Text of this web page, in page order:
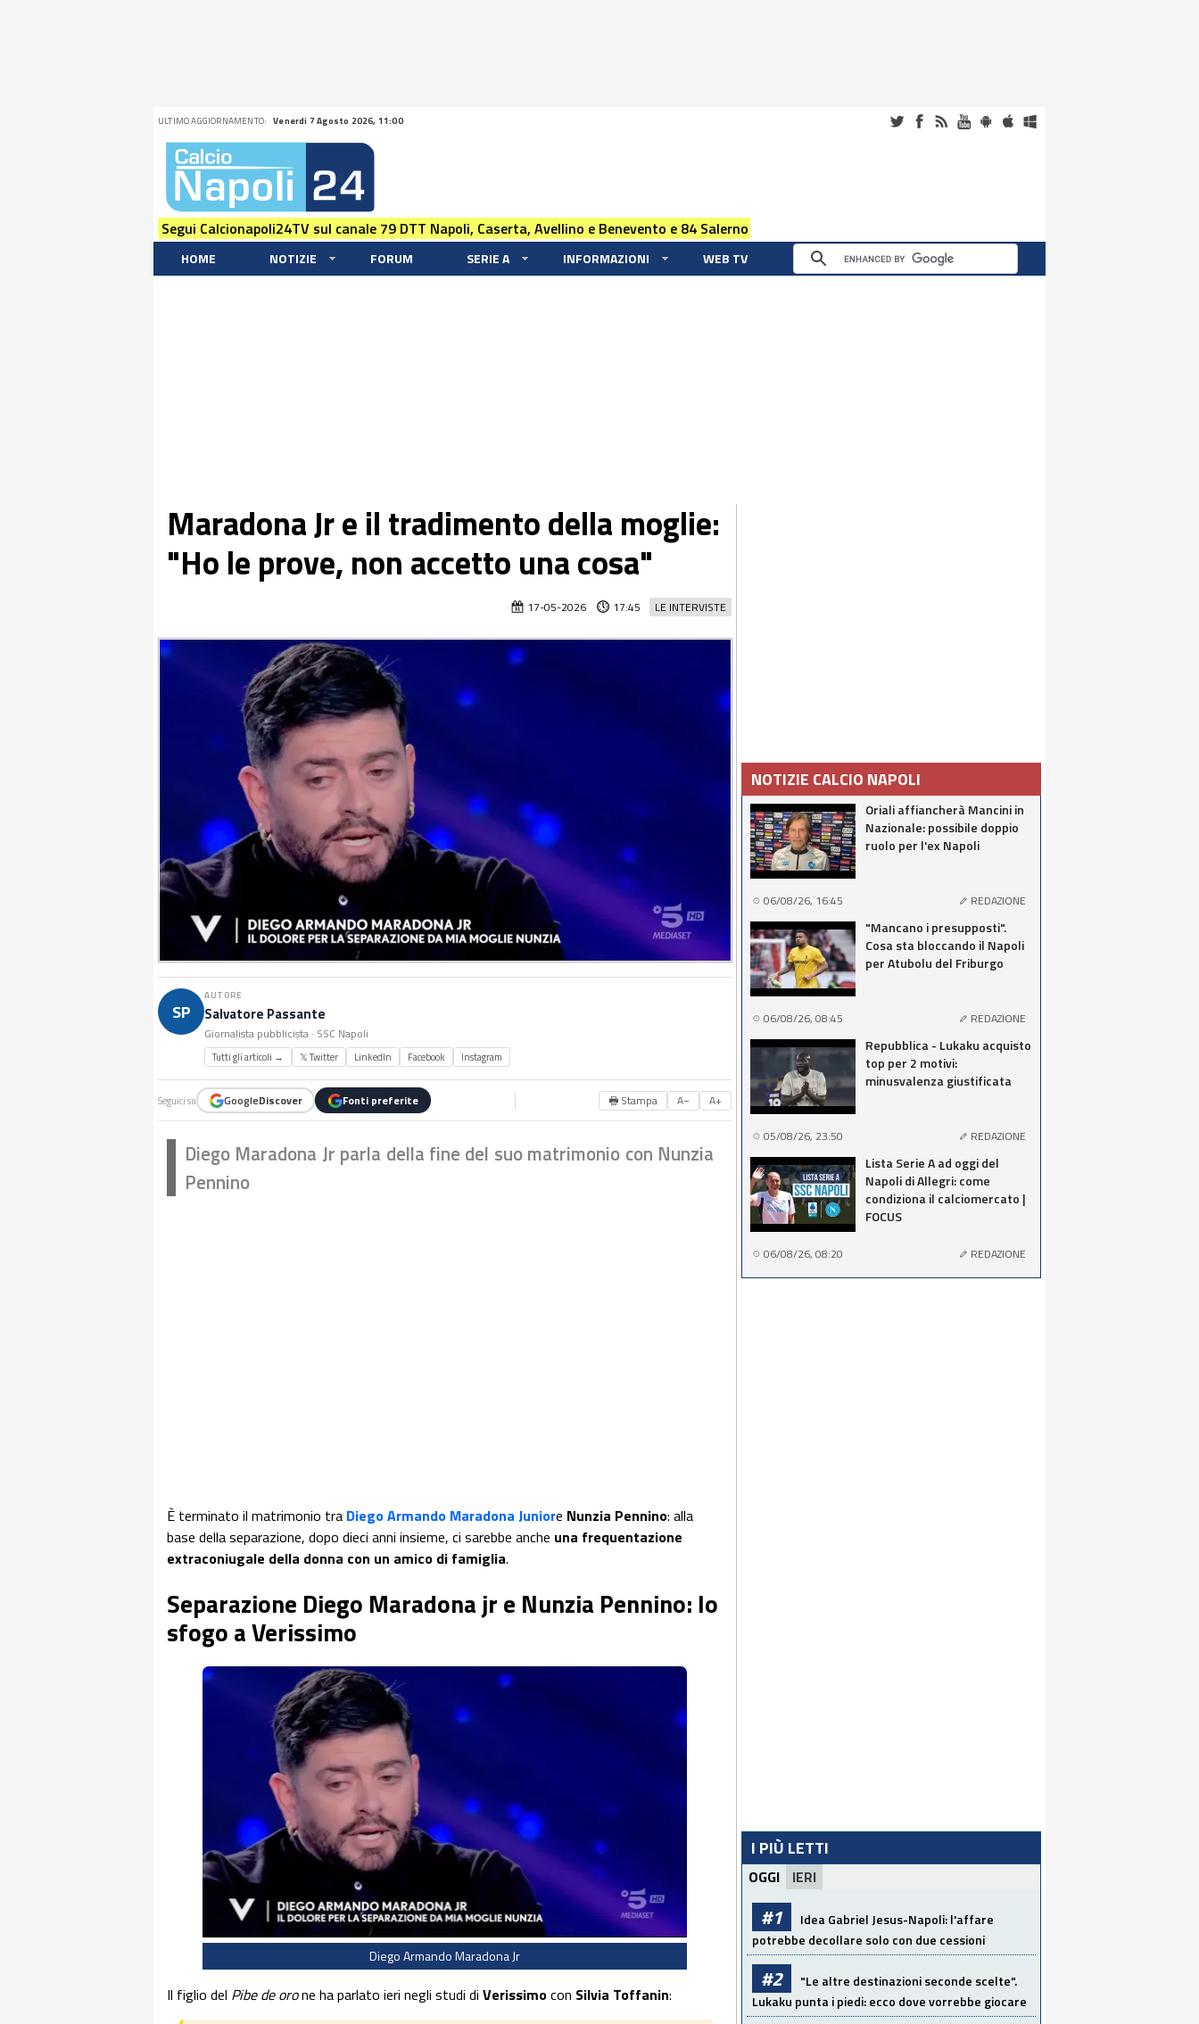
ULTIMO AGGIORNAMENTO: Venerdi 7 Agosto 2026, 11:00
Segui Calcionapoli24TV sul canale 79 DTT Napoli, Caserta, Avellino e Benevento e 84 Salerno
HOME NOTIZIE FORUM SERIE A INFORMAZIONI WEB TV
Maradona Jr e il tradimento della moglie:
"Ho le prove, non accetto una cosa"
LE INTERVISTE
17-05-2026 17:45
SP
AUTORE
Salvatore Passante
Giornalista pubblicista · SSC Napoli
Tutti gli articoli → 𝕏 Twitter LinkedIn Facebook Instagram
Seguici su GoogleDiscover Fonti preferite 🖶 Stampa A− A+
Diego Maradona Jr parla della fine del suo matrimonio con Nunzia
Pennino
È terminato il matrimonio tra Diego Armando Maradona Juniore Nunzia Pennino: alla
base della separazione, dopo dieci anni insieme, ci sarebbe anche una frequentazione
extraconiugale della donna con un amico di famiglia.
Separazione Diego Maradona jr e Nunzia Pennino: lo
sfogo a Verissimo
Diego Armando Maradona Jr
Il figlio del Pibe de orone ha parlato ieri negli studi di Verissimocon Silvia Toffanin:
NOTIZIE CALCIO NAPOLI
Oriali affiancherà Mancini in
Nazionale: possibile doppio
ruolo per l'ex Napoli
06/08/26, 16:45 REDAZIONE
"Mancano i presupposti".
Cosa sta bloccando il Napoli
per Atubolu del Friburgo
06/08/26, 08:45 REDAZIONE
Repubblica - Lukaku acquisto
top per 2 motivi:
minusvalenza giustificata
05/08/26, 23:50 REDAZIONE
Lista Serie A ad oggi del
Napoli di Allegri: come
condiziona il calciomercato |
FOCUS
06/08/26, 08:20 REDAZIONE
I PIÙ LETTI
OGGI IERI
#1
Idea Gabriel Jesus-Napoli: l'affare
potrebbe decollare solo con due cessioni
#2
"Le altre destinazioni seconde scelte".
Lukaku punta i piedi: ecco dove vorrebbe giocare